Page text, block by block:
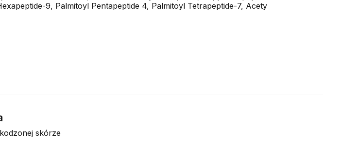
9, Palmitoyl Pentapeptide 4, Palmitoyl Tetrapeptide-7, Acety
skórze